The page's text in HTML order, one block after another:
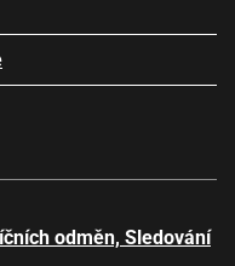
odměn, Sledování